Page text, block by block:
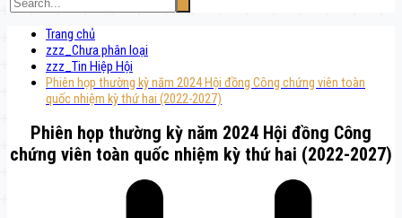
Trang chủ
zzz_Chưa phân loại
zzz_Tin Hiệp Hội
Phiên họp thường kỳ năm 2024 Hội đồng Công chứng viên toàn
quốc nhiệm kỳ thứ hai (2022-2027)
Phiên họp thường kỳ năm 2024 Hội đồng Công
chứng viên toàn quốc nhiệm kỳ thứ hai (2022-2027)